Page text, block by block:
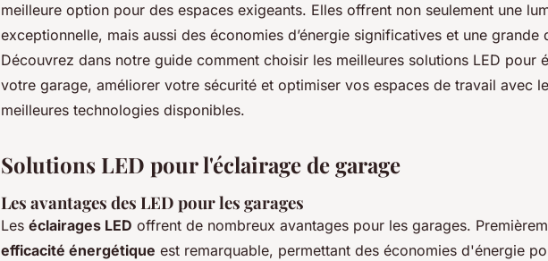
meilleure option pour des espaces exigeants. Elles offrent non seulement une
exceptionnelle, mais aussi des économies d’énergie significatives et une grande
Découvrez dans notre guide comment choisir les meilleures solutions LED pour
votre garage, améliorer votre sécurité et optimiser vos espaces de travail avec
meilleures technologies disponibles.
Solutions LED pour l'éclairage de garage
Les avantages des LED pour les garages
Les éclairages LED offrent de nombreux avantages pour les garages.
efficacité énergétique est remarquable, permettant des économies d'énergie